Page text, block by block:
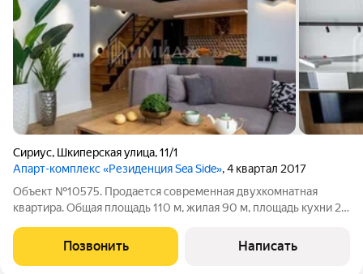
Сириус, Шкиперская улица,11/1
Апарт-комплекс «Резиденция Sea Side», 4 квартал 2017
Объект №10575. Продается современная двухкомнатная
квартира. Общая площадь 110 м, жилая 90 м, площадь кухни 20
ремонт дизайнерский, центральное отопление, пассажирский
и грузовой лифт.
Позвонить Написать